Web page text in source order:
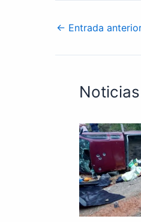
← Entrada